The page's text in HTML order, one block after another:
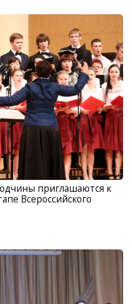
приглашаются к
Всероссийского